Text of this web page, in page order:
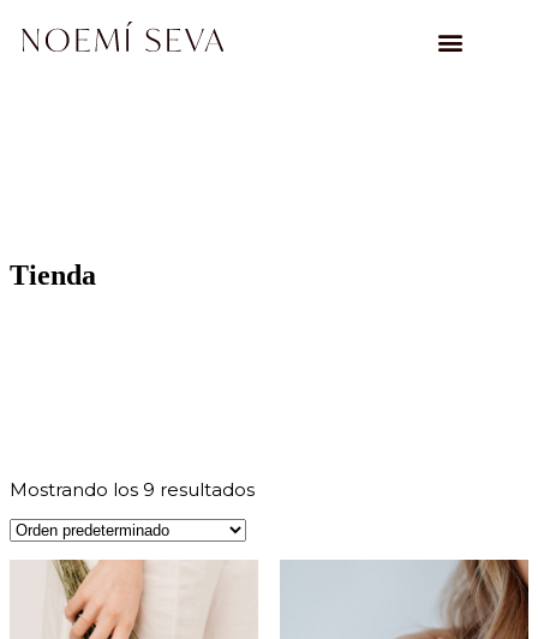
Tienda
Mostrando los 9 resultados